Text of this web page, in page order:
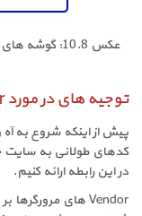
توجیه های در مورد Vendor
کدهای طولانی به سایت
در این رابطه ارائه کنیم.